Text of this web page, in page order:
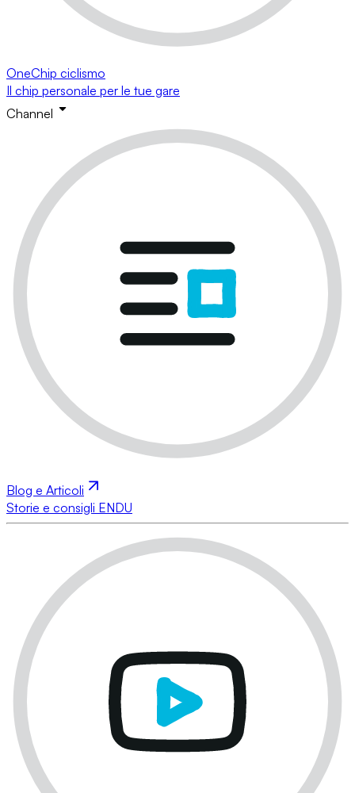
OneChip ciclismo
Il chip personale per le tue gare
Channel
Blog e Articoli
Storie e consigli ENDU